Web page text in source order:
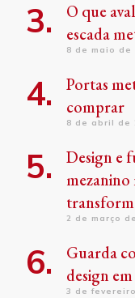
O que
escada
8 de maio de
Portas
comprar
8 de abril de
Design e
2 de março
Guarda
design
3 de